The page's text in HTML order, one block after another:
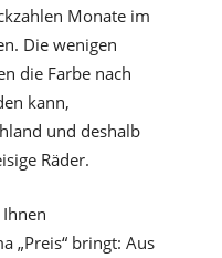
Monate im
Die wenigen
die Farbe nach
kann,
und deshalb
Räder.
„Preis“ bringt: Aus